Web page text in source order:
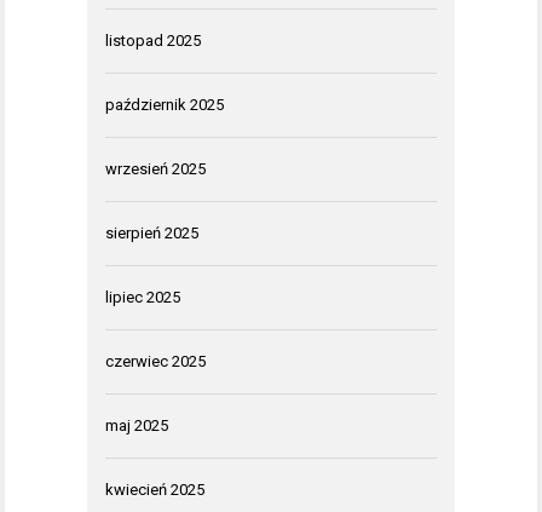
listopad 2025
październik 2025
wrzesień 2025
sierpień 2025
lipiec 2025
czerwiec 2025
maj 2025
kwiecień 2025